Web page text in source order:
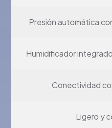
Presión automática
Humidificador
Conectividad
Ligero y